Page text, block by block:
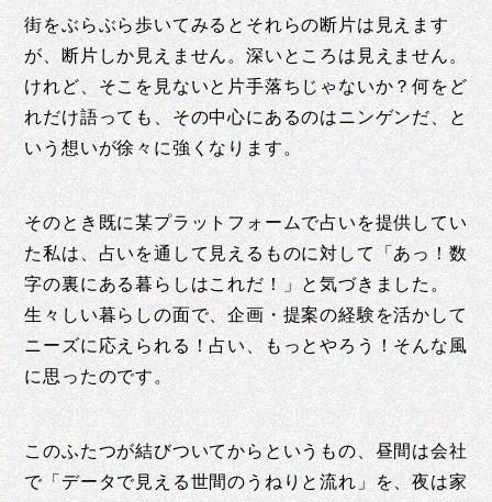
街をぶらぶら歩いてみるとそれらの断片は見えます
が、断片しか見えません。深いところは見えません。
けれど、そこを見ないと片手落ちじゃないか？何をど
れだけ語っても、その中心にあるのはニンゲンだ、と
いう想いが徐々に強くなります。
そのとき既に某プラットフォームで占いを提供してい
た私は、占いを通して見えるものに対して「あっ！数
字の裏にある暮らしはこれだ！」と気づきました。
生々しい暮らしの面で、企画・提案の経験を活かして
ニーズに応えられる！占い、もっとやろう！そんな風
に思ったのです。
このふたつが結びついてからというもの、昼間は会社
で「データで見える世間のうねりと流れ」を、夜は家